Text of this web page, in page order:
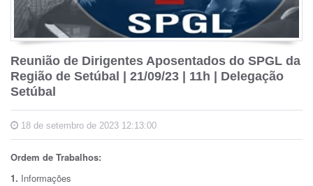
Reunião de Dirigentes Aposentados do SPGL da
Região de Setúbal | 21/09/23 | 11h | Delegação
Setúbal
18 de setembro de 2023 12:13:00
Ordem de Trabalhos:
1. Informações